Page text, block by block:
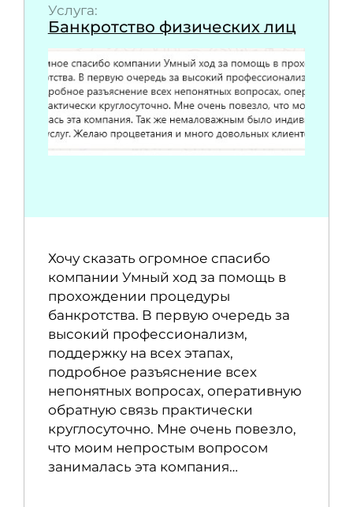
Услуга:
Банкротство физических лиц
Хочу сказать огромное спасибо
компании Умный ход за помощь в
прохождении процедуры
банкротства. В первую очередь за
высокий профессионализм,
поддержку на всех этапах,
подробное разъяснение всех
непонятных вопросах, оперативную
обратную связь практически
круглосуточно. Мне очень повезло,
что моим непростым вопросом
занималась эта компания…